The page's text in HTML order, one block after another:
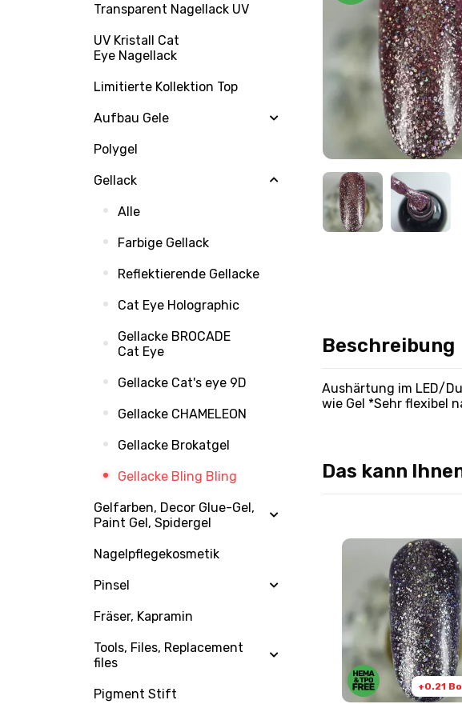
Transparent Nagellack UV
UV Kristall Cat
Eye Nagellack
Limitierte Kollektion Top
Aufbau Gele
Polygel
Gellack
Alle
Farbige Gellack
Reflektierende Gellacke
Cat Eye Holographic
Gellacke BROCADE
Cat Eye
Gellacke Cat's eye 9D
Gellacke CHAMELEON
Gellacke Brokatgel
Gellacke Bling Bling
Gelfarben, Decor Glue-Gel,
Paint Gel, Spidergel
Nagelpflegekosmetik
Pinsel
Fräser, Kapramin
Tools, Files, Replacement
files
Pigment Stift
Beschreibung
Aushärtung im LED/
wie Gel *Sehr flexibel
Das kann
+0.21